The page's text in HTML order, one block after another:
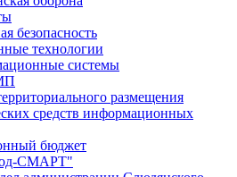
безопасность
технологии
системы
размещения
средств информационных
бюджет
СМАРТ"